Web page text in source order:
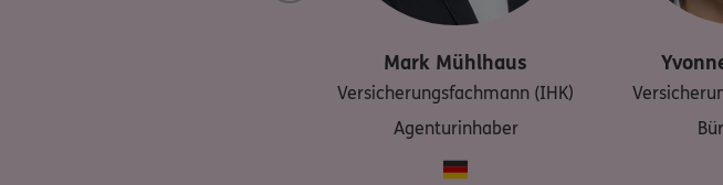
Mark Mühlhaus
Versicherungsfachmann (IHK)
Agenturinhaber